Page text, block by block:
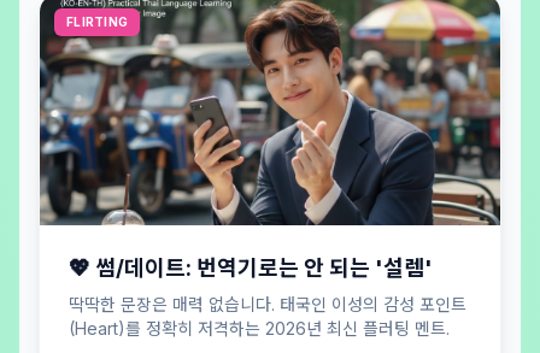
FLIRTING
💖 썸/데이트: 번역기로는 안 되는 '설렘'
딱딱한 문장은 매력 없습니다. 태국인 이성의 감성 포인트
(Heart)를 정확히 저격하는 2026년 최신 플러팅 멘트.